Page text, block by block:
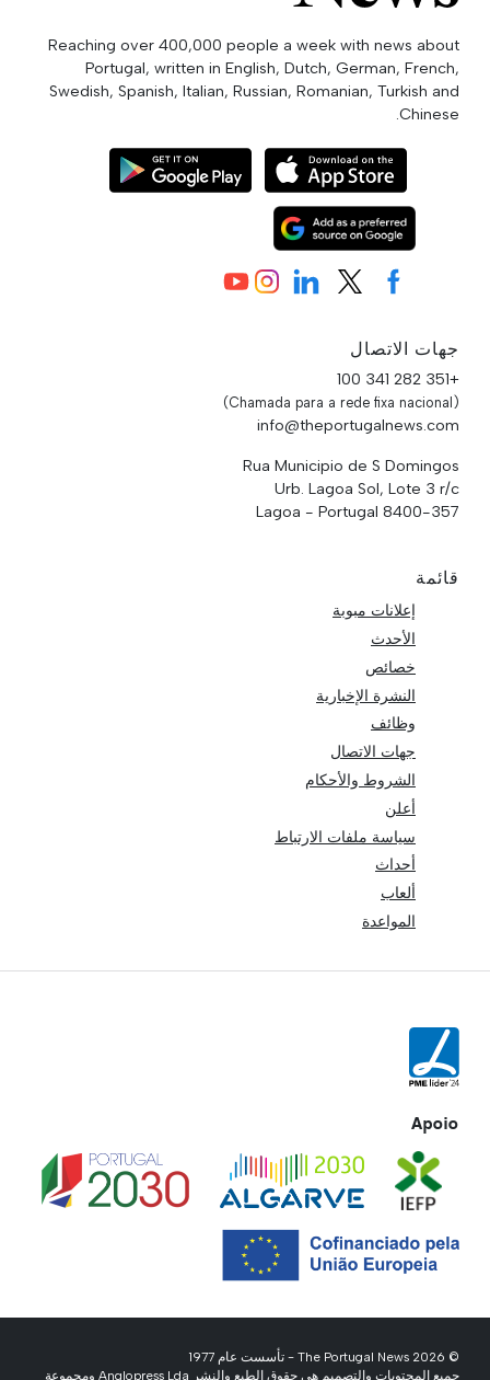
Reaching over 400,000 people a week with news about
Portugal, written in English, Dutch, German, French,
Swedish, Spanish, Italian, Russian, Romanian, Turkish and
Chinese.
جهات الاتصال
+351 282 341 100
(Chamada para a rede fixa nacional)
info@theportugalnews.com
Rua Municipio de S Domingos
Urb. Lagoa Sol, Lote 3 r/c
8400-357 Lagoa - Portugal
قائمة
إعلانات مبوبة
الأحدث
خصائص
النشرة الإخبارية
وظائف
جهات الاتصال
الشروط والأحكام
أعلن
سياسة ملفات الارتباط
أحداث
ألعاب
المواعدة
Apoio
© 2026 The Portugal News - تأسست عام 1977
جميع المحتويات والتصميم هي حقوق الطبع والنشر Anglopress Lda ومجموعة